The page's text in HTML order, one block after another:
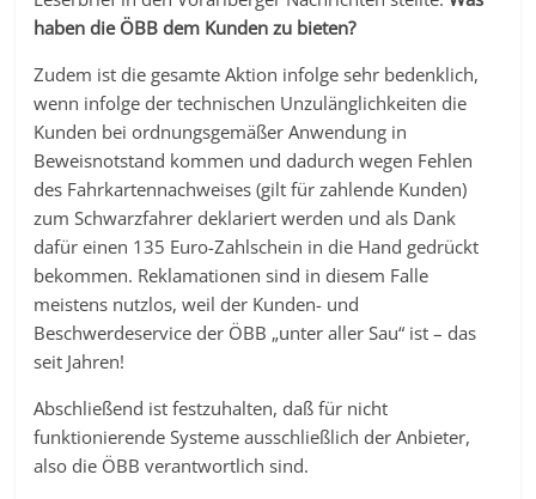
haben die ÖBB dem Kunden zu bieten?
Zudem ist die gesamte Aktion infolge sehr bedenklich,
wenn infolge der technischen Unzulänglichkeiten die
Kunden bei ordnungsgemäßer Anwendung in
Beweisnotstand kommen und dadurch wegen Fehlen
des Fahrkartennachweises (gilt für zahlende Kunden)
zum Schwarzfahrer deklariert werden und als Dank
dafür einen 135 Euro-Zahlschein in die Hand gedrückt
bekommen. Reklamationen sind in diesem Falle
meistens nutzlos, weil der Kunden- und
Beschwerdeservice der ÖBB „unter aller Sau“ ist – das
seit Jahren!
Abschließend ist festzuhalten, daß für nicht
funktionierende Systeme ausschließlich der Anbieter,
also die ÖBB verantwortlich sind.